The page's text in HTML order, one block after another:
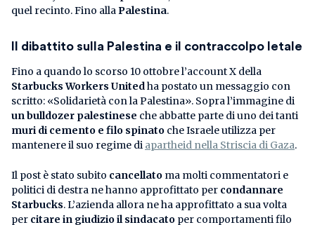
quel recinto. Fino allaPalestina.
Il dibattito sulla Palestina e il contraccolpo letale
Fino a quando lo scorso 10 ottobre l’account X della
Starbucks Workers Unitedha postato un messaggio con
scritto: «Solidarietà con la Palestina». Sopra l’immagine di
un bulldozer palestinese che abbatte parte di uno dei tanti
muri di cemento e filo spinato che Israele utilizza per
mantenere il suo regime di apartheid nella Striscia di Gaza.
Il post è stato subito cancellato ma molti commentatori e
politici di destra ne hanno approfittato per condannare
Starbucks. L’azienda allora ne ha approfittato a sua volta
per citare in giudizio il sindacato per comportamenti filo